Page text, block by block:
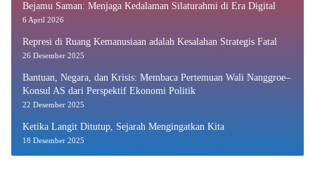
Bejamu Saman: Menjaga Kedalaman Silaturahmi di Era Digital
6 April 2026
Represi di Ruang Kemanusiaan adalah Kesalahan Strategis Fatal
26 Desember 2025
Bantuan, Negara, dan Krisis: Membaca Pertemuan Wali Nanggroe–
Konsul AS dari Perspektif Ekonomi Politik
22 Desember 2025
Ketika Langit Ditutup, Sejarah Mengingatkan Kita
18 Desember 2025